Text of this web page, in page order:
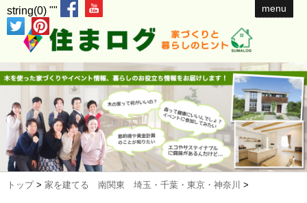
string(0) "" menu
トップ > 家を建てる 南関東 埼玉・千葉・東京・神奈川 >